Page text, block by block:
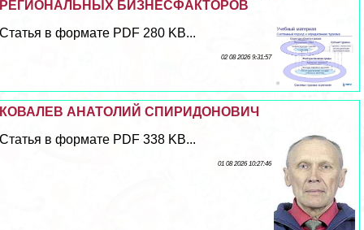
РЕГИОНАЛЬНЫХ БИЗНЕСФАКТОРОВ
Статья в формате PDF 280 KB...
02 08 2026 9:31:57
КОВАЛЕВ АНАТОЛИЙ СПИРИДОНОВИЧ
Статья в формате PDF 338 KB...
01 08 2026 10:27:46